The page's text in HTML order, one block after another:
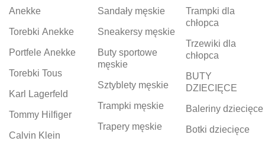
Anekke
Torebki Anekke
Portfele Anekke
Torebki Tous
Karl Lagerfeld
Tommy Hilfiger
Calvin Klein
Sandały męskie
Sneakersy męskie
Buty sportowe
męskie
Sztyblety męskie
Trampki męskie
Trapery męskie
Trampki dla
chłopca
Trzewiki dla
chłopca
BUTY
DZIECIĘCE
Baleriny dziecięce
Botki dziecięce